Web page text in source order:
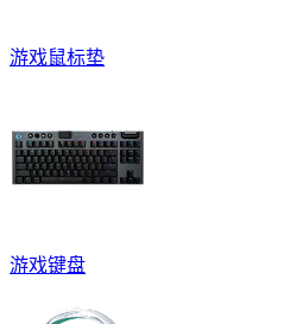
游戏鼠标垫
游戏键盘